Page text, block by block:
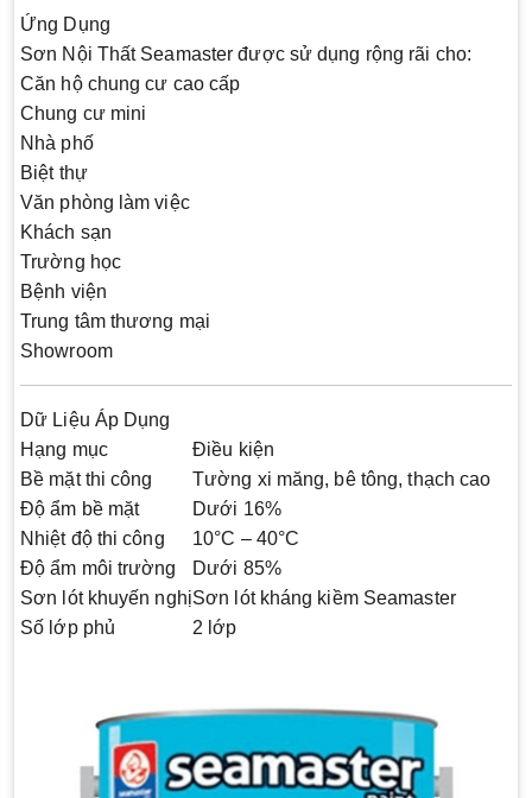
Ứng Dụng
Sơn Nội Thất Seamaster được sử dụng rộng rãi cho:
Căn hộ chung cư cao cấp
Chung cư mini
Nhà phố
Biệt thự
Văn phòng làm việc
Khách sạn
Trường học
Bệnh viện
Trung tâm thương mại
Showroom
Dữ Liệu Áp Dụng
Hạng mục
Điều kiện
Bề mặt thi công
Tường xi măng, bê tông, thạch cao
Độ ẩm bề mặt
Dưới 16%
Nhiệt độ thi công
10°C – 40°C
Độ ẩm môi trường
Dưới 85%
Sơn lót khuyến nghịSơn lót kháng kiềm Seamaster
Số lớp phủ
2 lớp